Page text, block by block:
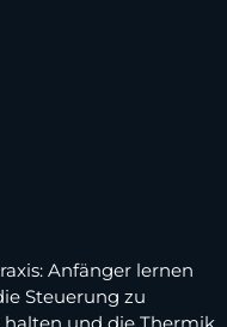
Anfänger lernen
Steuerung zu